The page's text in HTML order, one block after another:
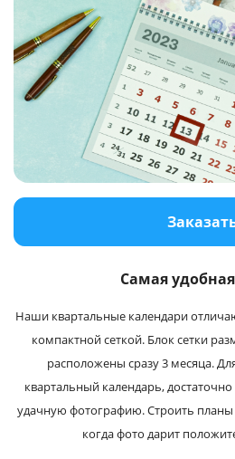
Багетная мастерская
Полиграфия
Услуги и сервис
Магазин
Самая
Наши квартальные календари
компактной сеткой. Блок сетки
расположены сразу 3 месяца.
квартальный календарь,
удачную фотографию. Строить планы
когда фото дарит